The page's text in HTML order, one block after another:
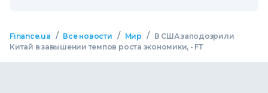
Finance.ua / Все новости / Мир /
В США заподозрили
Китай в завышении темпов роста экономики, - FТ